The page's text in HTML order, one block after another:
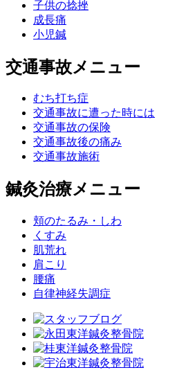
子供の捻挫
成長痛
小児鍼
交通事故メニュー
むち打ち症
交通事故に遭った時には
交通事故の保険
交通事故後の痛み
交通事故施術
鍼灸治療メニュー
頬のたるみ・しわ
くすみ
肌荒れ
肩こり
腰痛
自律神経失調症